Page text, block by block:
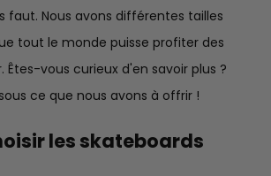
faut. Nous avons différentes tailles
tout le monde puisse profiter des
Êtes-vous curieux d'en savoir plus ?
ce que nous avons à offrir !
les skateboards